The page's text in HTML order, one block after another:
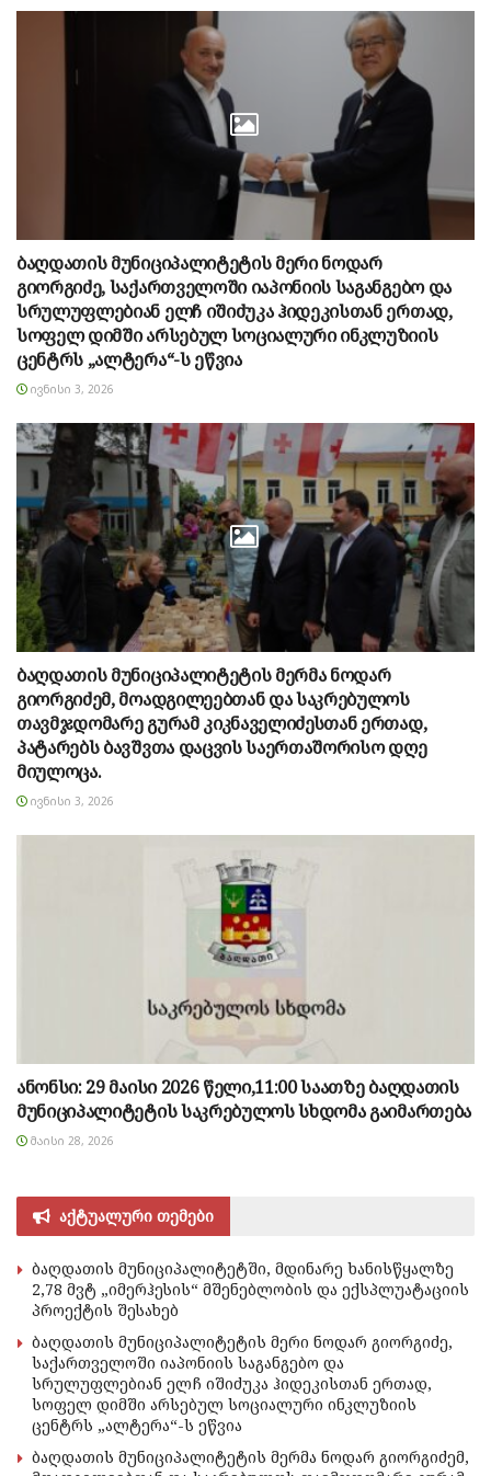
ბაღდათის მუნიციპალიტეტის მერი ნოდარ
გიორგიძე, საქართველოში იაპონიის საგანგებო და
სრულუფლებიან ელჩ იშიძუკა ჰიდეკისთან ერთად,
სოფელ დიმში არსებულ სოციალური ინკლუზიის
ცენტრს „ალტერა“-ს ეწვია
ᲘᲕᲜᲘᲡᲘ 3, 2026
ბაღდათის მუნიციპალიტეტის მერმა ნოდარ
გიორგიძემ, მოადგილეებთან და საკრებულოს
თავმჯდომარე გურამ კიკნაველიძესთან ერთად,
პატარებს ბავშვთა დაცვის საერთაშორისო დღე
მიულოცა.
ᲘᲕᲜᲘᲡᲘ 3, 2026
ანონსი: 29 მაისი 2026 წელი,11:00 საათზე ბაღდათის
მუნიციპალიტეტის საკრებულოს სხდომა გაიმართება
ᲛᲐᲘᲡᲘ 28, 2026
აქტუალური თემები
ბაღდათის მუნიციპალიტეტში, მდინარე ხანისწყალზე
2,78 მვტ „იმერჰესის“ მშენებლობის და ექსპლუატაციის
პროექტის შესახებ
ბაღდათის მუნიციპალიტეტის მერი ნოდარ გიორგიძე,
საქართველოში იაპონიის საგანგებო და
სრულუფლებიან ელჩ იშიძუკა ჰიდეკისთან ერთად,
სოფელ დიმში არსებულ სოციალური ინკლუზიის
ცენტრს „ალტერა“-ს ეწვია
ბაღდათის მუნიციპალიტეტის მერმა ნოდარ გიორგიძემ,